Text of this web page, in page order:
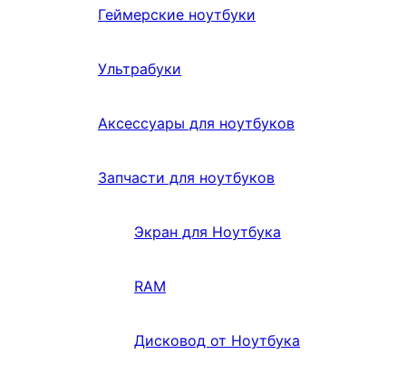
Геймерские ноутбуки
Ультрабуки
Аксессуары для ноутбуков
Запчасти для ноутбуков
Экран для Ноутбука
RAM
Дисковод от Ноутбука